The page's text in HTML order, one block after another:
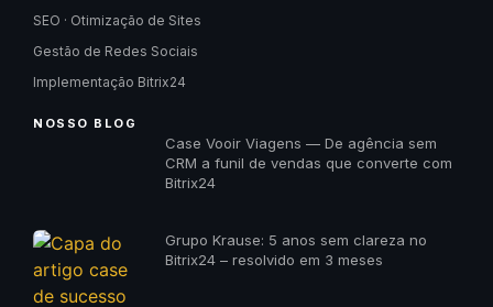
SEO · Otimização de Sites
Gestão de Redes Sociais
Implementação Bitrix24
NOSSO BLOG
Case Vooir Viagens — De agência sem
CRM a funil de vendas que converte com
Bitrix24
Grupo Krause: 5 anos sem clareza no
Bitrix24 – resolvido em 3 meses